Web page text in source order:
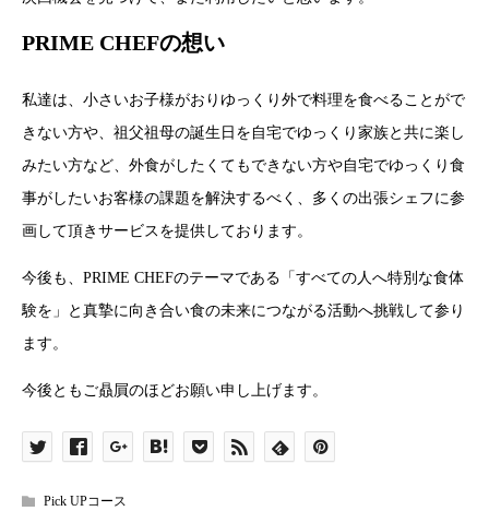
PRIME CHEFの想い
私達は、小さいお子様がおりゆっくり外で料理を食べることがで
きない方や、祖父祖母の誕生日を自宅でゆっくり家族と共に楽し
みたい方など、外食がしたくてもできない方や自宅でゆっくり食
事がしたいお客様の課題を解決するべく、多くの出張シェフに参
画して頂きサービスを提供しております。
今後も、PRIME CHEFのテーマである「すべての人へ特別な食体
験を」と真摯に向き合い食の未来につながる活動へ挑戦して参り
ます。
今後ともご贔屓のほどお願い申し上げます。
Pick UPコース